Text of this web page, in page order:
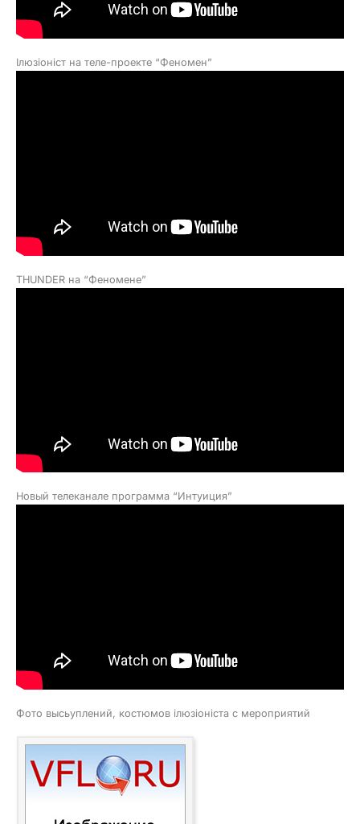
Ілюзіоніст на теле-проекте “Феномен”
THUNDER на “Феномене”
Новый телеканале программа “Интуиция”
Фото высьуплений, костюмов ілюзіоніста с мероприятий